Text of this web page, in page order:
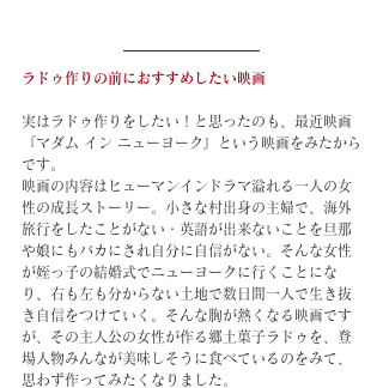
ラドゥ作りの前におすすめしたい映画
実はラドゥ作りをしたい！と思ったのも、最近映画
『マダム イン ニューヨーク』という映画をみたから
です。
映画の内容はヒューマンインドラマ溢れる一人の女
性の成長ストーリー。小さな村出身の主婦で、海外
旅行をしたことがない・英語が出来ないことを旦那
や娘にもバカにされ自分に自信がない。そんな女性
が姪っ子の結婚式でニューヨークに行くことにな
り、右も左も分からない土地で数日間一人で生き抜
き自信をつけていく。そんな胸が熱くなる映画です
が、その主人公の女性が作る郷土菓子ラドゥを、登
場人物みんなが美味しそうに食べているのをみて、
思わず作ってみたくなりました。